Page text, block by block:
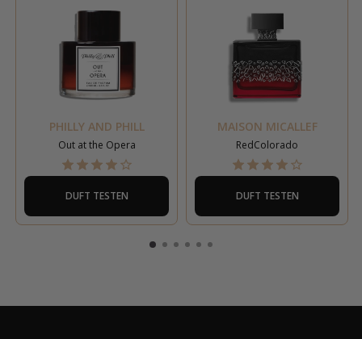
PHILLY AND PHILL
Out at the Opera
DUFT TESTEN
MAISON MICALLEF
RedColorado
DUFT TESTEN